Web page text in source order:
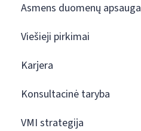
Asmens duomenų apsauga
Viešieji pirkimai
Karjera
Konsultacinė taryba
VMI strategija